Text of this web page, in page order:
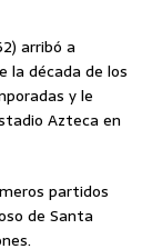
arribó a
la década de los
y le
Azteca en
partidos
de Santa